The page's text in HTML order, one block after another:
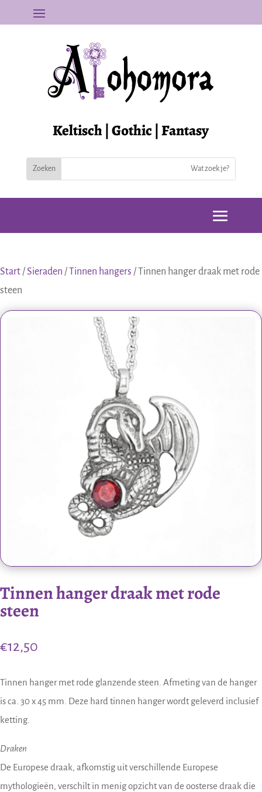
Keltisch | Gothic | Fantasy
Start /Sieraden /Tinnen hangers / Tinnen hanger draak met rode
steen
Tinnen hanger draak met rode
steen
€12,50
Tinnen hanger met rode glanzende steen. Afmeting van de hanger
is ca. 30 x 45 mm. Deze hard tinnen hanger wordt geleverd inclusief
ketting.
Draken
De Europese draak, afkomstig uit verschillende Europese
mythologieën, verschilt in menig opzicht van de oosterse draak die